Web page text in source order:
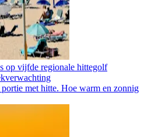
op vijfde regionale hittegolf
met hitte. Hoe warm en zonnig